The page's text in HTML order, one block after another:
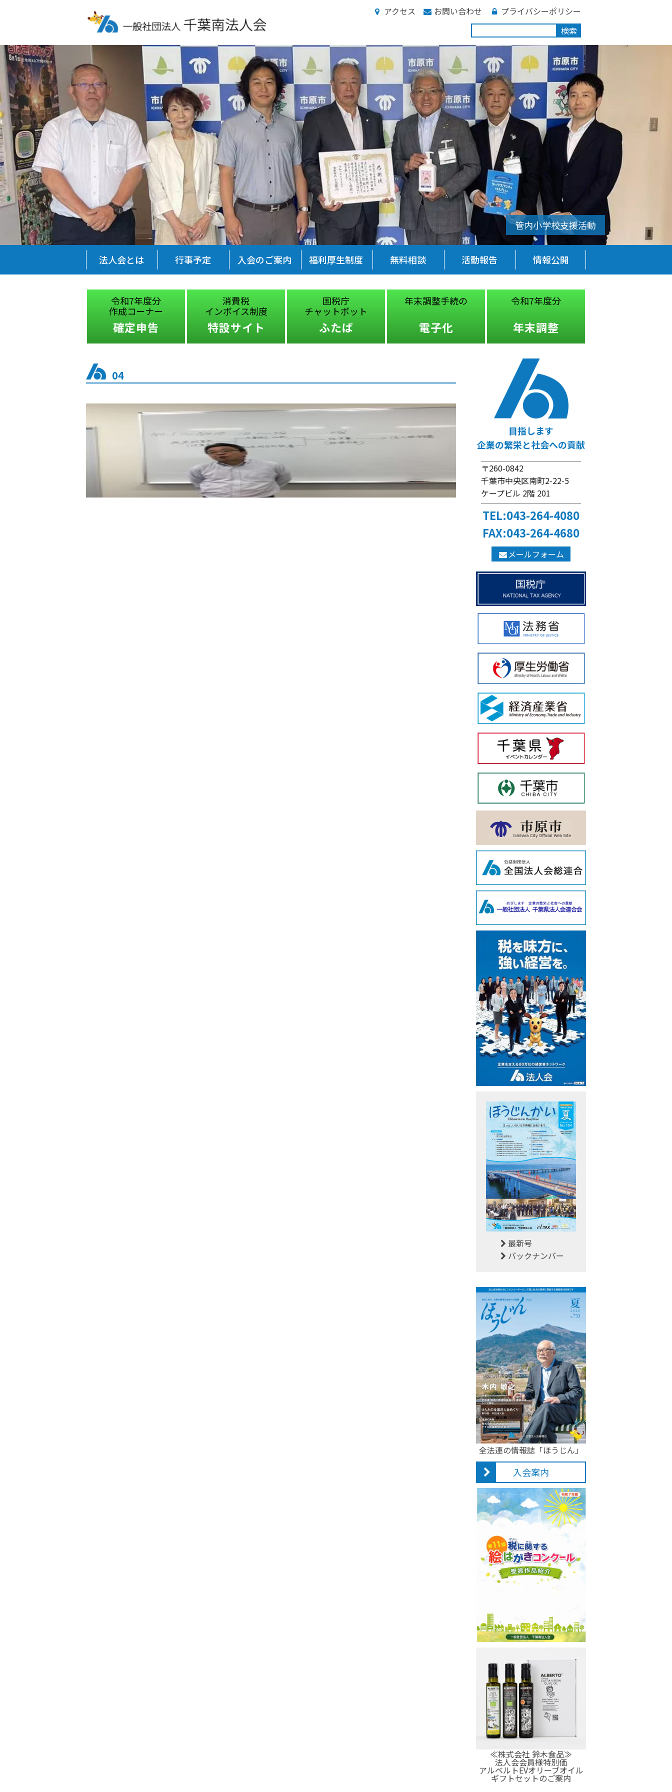
アクセス お問い合わせ
プライバシーポリシー
検索
法人会とは 行事予定 入会のご案内 福利厚生制度 無料相談 活動報告 情報公開
令和7年度分
作成コーナー
確定申告
消費税
インボイス制度
特設サイト
国税庁
チャットボット
ふたば
年末調整手続の
電子化
令和7年度分
年末調整
04
目指します
企業の繁栄と社会への貢献
〒260-0842
千葉市中央区南町2-22-5
ケープビル 2階 201
TEL:043-264-4080
FAX:043-264-4680
メールフォーム
最新号
バックナンバー
全法連の情報誌「ほうじん」
入会案内
≪株式会社 鈴木食品≫
法人会会員様特別価
アルベルトEVオリーブオイル
ギフトセットのご案内